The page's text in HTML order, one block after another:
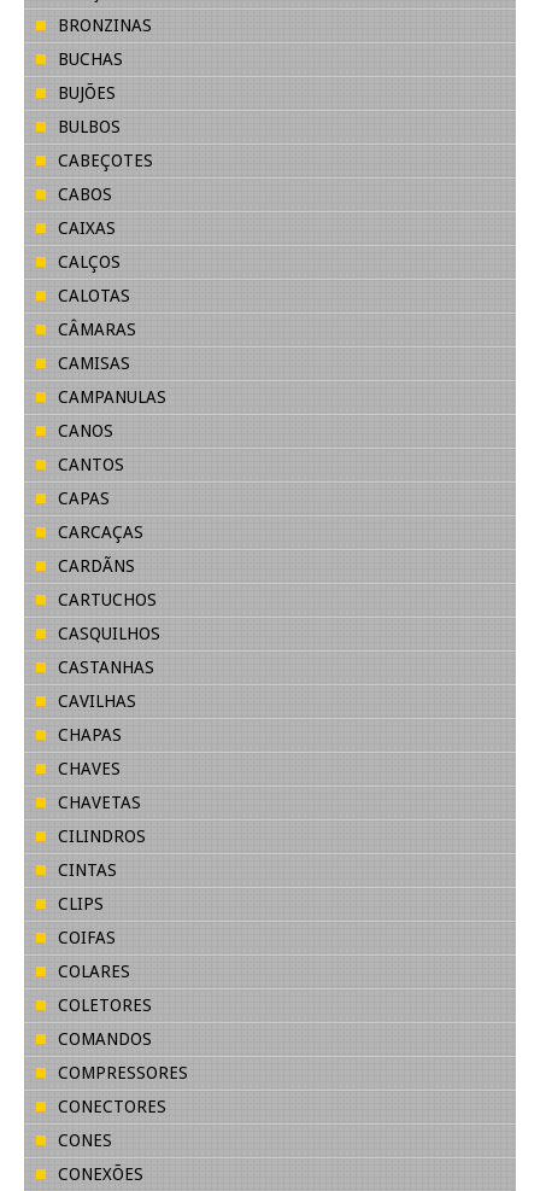
BRONZINAS
BUCHAS
BUJÕES
BULBOS
CABEÇOTES
CABOS
CAIXAS
CALÇOS
CALOTAS
CÂMARAS
CAMISAS
CAMPANULAS
CANOS
CANTOS
CAPAS
CARCAÇAS
CARDÃNS
CARTUCHOS
CASQUILHOS
CASTANHAS
CAVILHAS
CHAPAS
CHAVES
CHAVETAS
CILINDROS
CINTAS
CLIPS
COIFAS
COLARES
COLETORES
COMANDOS
COMPRESSORES
CONECTORES
CONES
CONEXÕES